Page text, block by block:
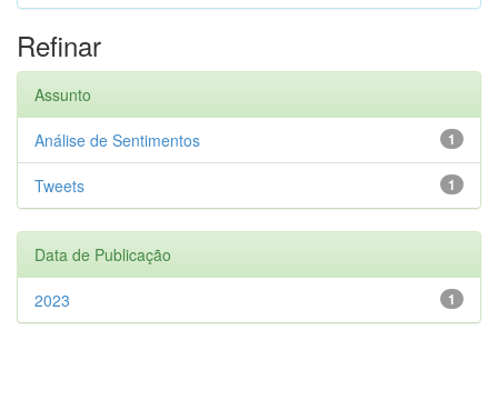
Refinar
Assunto
1
Análise de Sentimentos
1
Tweets
Data de Publicação
1
2023